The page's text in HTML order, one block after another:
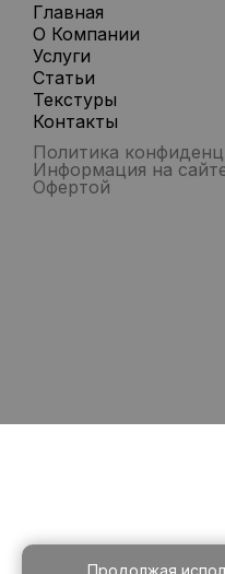
Главная
О Компании
Услуги
Статьи
Текстуры
Контакты
Политика
Информация на
Офертой
Продолжая